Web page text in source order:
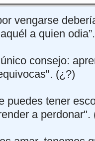
vengarse
a quien
consejo:
(¿?)
puedes tener
a perdonar".